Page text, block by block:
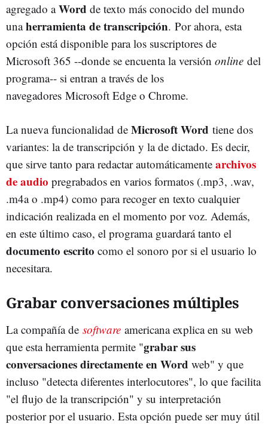
agregado aWord de texto más conocido del mundo
unaherramienta de transcripción. Por ahora, esta
opción está disponible para los suscriptores de
Microsoft 365 --donde se encuenta la versión online del
programa-- si entran a través de los
navegadores Microsoft Edge o Chrome.
La nueva funcionalidad de Microsoft Word tiene dos
variantes: la de transcripción y la de dictado. Es decir,
que sirve tanto para redactar automáticamente archivos
de audio pregrabados en varios formatos (.mp3, .wav,
.m4a o .mp4) como para recoger en texto cualquier
indicación realizada en el momento por voz. Además,
en este último caso, el programa guardará tanto el
documento escrito como el sonoro por si el usuario lo
necesitara.
Grabar conversaciones múltiples
La compañía de software americana explica en su web
que esta herramienta permite "grabar sus
conversaciones directamente en Word web" y que
incluso "detecta diferentes interlocutores", lo que facilita
"el flujo de la transcripción" y su interpretación
posterior por el usuario. Esta opción puede ser muy útil